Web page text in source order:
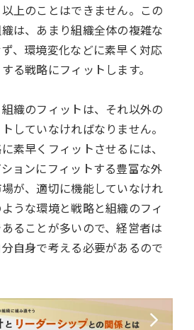
上のことはできません。この
は、あまり組織全体の複雑な
、環境変化などに素早く対応
る戦略にフィットします。
織のフィットは、それ以外の
していなければなりません。
素早くフィットさせるには、
ョンにフィットする豊富な外
が、適切に機能していなけれ
うな環境と戦略と組織のフィ
ることが多いので、経営者は
自身で考える必要があるので